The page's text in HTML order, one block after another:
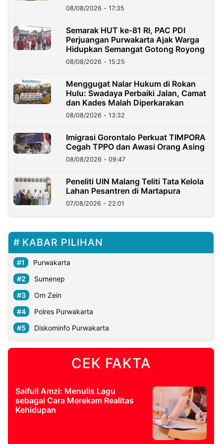
08/08/2026 - 17:35
Semarak HUT ke-81 RI, PAC PDI
Perjuangan Purwakarta Ajak Warga
Hidupkan Semangat Gotong Royong
08/08/2026 - 15:25
Menggugat Nalar Hukum di Rokan
Hulu: Swadaya Perbaiki Jalan, Camat
dan Kades Malah Diperkarakan
08/08/2026 - 13:32
Imigrasi Gorontalo Perkuat TIMPORA
Cegah TPPO dan Awasi Orang Asing
08/08/2026 - 09:47
Peneliti UIN Malang Teliti Tata Kelola
Lahan Pesantren di Martapura
07/08/2026 - 22:01
KABAR PILIHAN
Purwakarta
Sumenep
Om Zein
Polres Purwakarta
Diskominfo Purwakarta
CEK FAKTA
Saifull Amzi: Menulis Lagu
sebagai Cara Merekam Realitas
Kehidupan